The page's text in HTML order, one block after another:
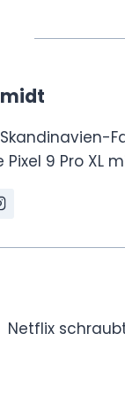
9 Pro XL
Netflix